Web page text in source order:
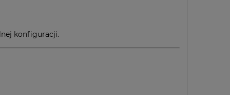
konfiguracji.